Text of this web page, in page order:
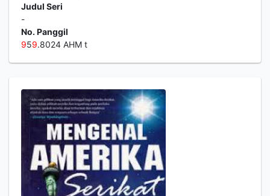
Judul Seri
-
No. Panggil
959.8024 AHM t